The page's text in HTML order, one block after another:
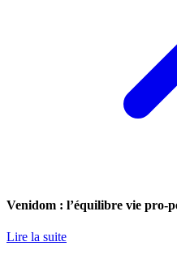
Venidom : l’équilibre vie pro-
Lire la suite